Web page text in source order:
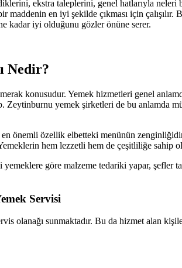
ekstra taleplerini, genel hatlarıyla
en iyi şekilde çıkması için
kadar iyi olduğunu gözler önüne serer.
Nedir?
konusudur. Yemek hizmetleri genel
yemek şirketleri de bu anlamda
önemli özellik elbetteki menünün
hem lezzetli hem de çeşitliliğe sahip
göre malzeme tedariki yapar, şefler
Servisi
olanağı sunmaktadır. Bu da hizmet alan